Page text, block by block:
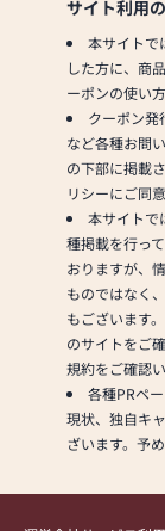
サイト利用
本サイトで
した方に、商
ーポンの使い
クーポン発
など各種お問
の下部に掲載
リシーにご同
本サイトで
種掲載を行っ
おりますが、
ものではなく
もございます
のサイトをご
規約をご確認
各種PRペ
現状、独自キ
ざいます。予